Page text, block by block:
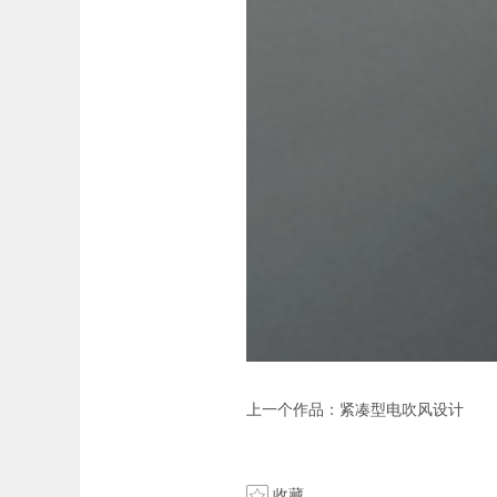
上一个作品： 紧凑型电吹风设计